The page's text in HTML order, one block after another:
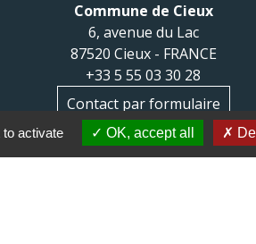
Commune de Cieux
6, avenue du Lac
87520 Cieux - FRANCE
+33 5 55 03 30 28
Contact par formulaire
activate OK, accept all